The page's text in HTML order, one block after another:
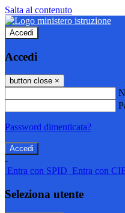
Salta al contenuto
Accedi
Accedi
button close ×
Password dimenticata?
-
Entra con SPID Entra con
Seleziona utente